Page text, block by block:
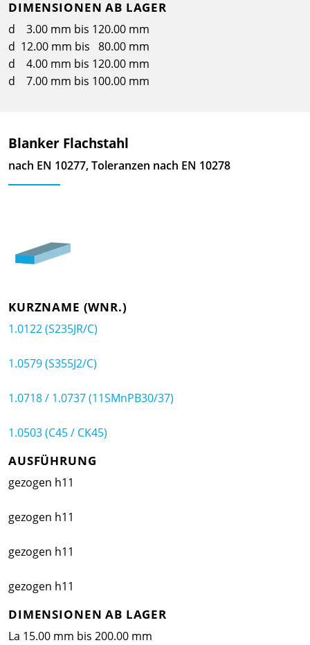
DIMENSIONEN AB LAGER
d 3.00 mm bis 120.00 mm
d 12.00 mm bis 80.00 mm
d 4.00 mm bis 120.00 mm
d 7.00 mm bis 100.00 mm
Blanker Flachstahl
nach EN 10277, Toleranzen nach EN 10278
KURZNAME (WNR.)
1.0122 (S235JR/C)
1.0579 (S355J2/C)
1.0718 / 1.0737 (11SMnPB30/37)
1.0503 (C45 / CK45)
AUSFÜHRUNG
gezogen h11
gezogen h11
gezogen h11
gezogen h11
DIMENSIONEN AB LAGER
La 15.00 mm bis 200.00 mm